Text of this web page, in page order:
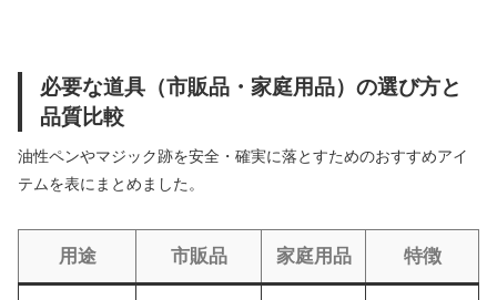
必要な道具（市販品・家庭用品）の選び方と
品質比較
油性ペンやマジック跡を安全・確実に落とすためのおすすめアイ
テムを表にまとめました。
用途 市販品 家庭用品 特徴